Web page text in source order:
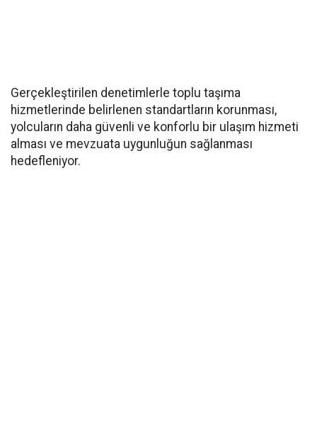
Gerçekleştirilen denetimlerle toplu taşıma
hizmetlerinde belirlenen standartların korunması,
yolcuların daha güvenli ve konforlu bir ulaşım hizmeti
alması ve mevzuata uygunluğun sağlanması
hedefleniyor.